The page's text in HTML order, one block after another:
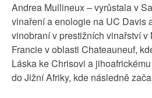
Andrea Mullineux – vyrůstala v
vinaření a enologie na UC Davis
vinobraní v prestižních vinařství v
Francie v oblasti Chateauneuf,
Láska ke Chrisovi a
do Jižní Afriky, kde následně